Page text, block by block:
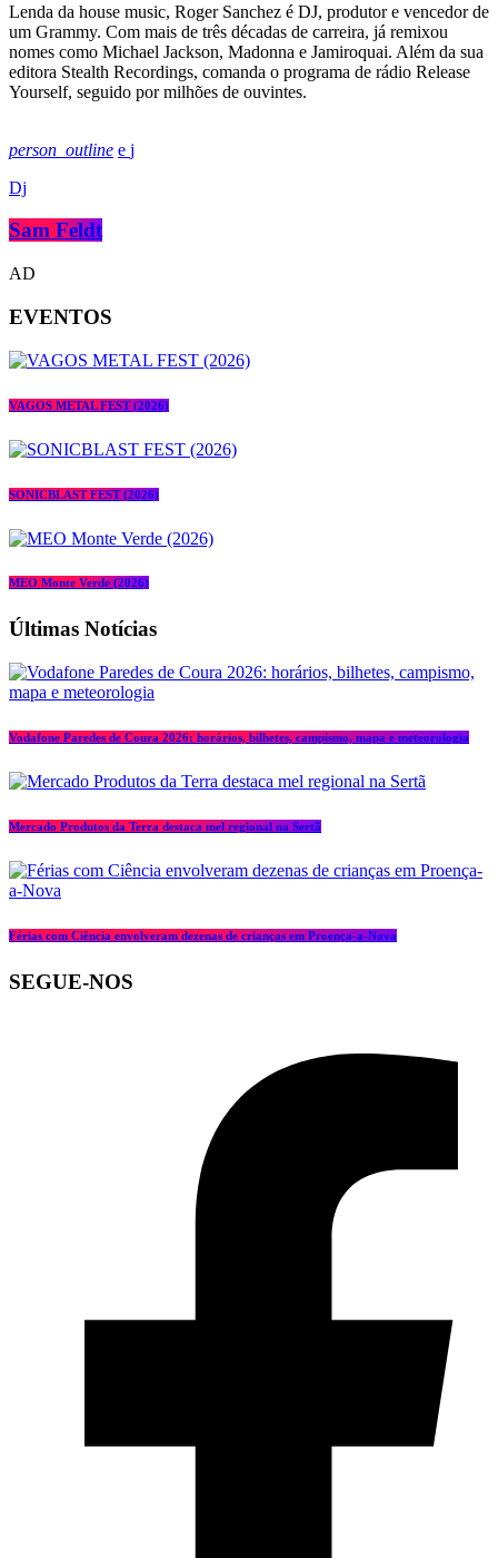
Lenda da house music, Roger Sanchez é DJ, produtor e vencedor de
um Grammy. Com mais de três décadas de carreira, já remixou
nomes como Michael Jackson, Madonna e Jamiroquai. Além da sua
editora Stealth Recordings, comanda o programa de rádio Release
Yourself, seguido por milhões de ouvintes.
person_outline
Dj
Sam Feldt
AD
EVENTOS
VAGOS METAL FEST (2026)
SONICBLAST FEST (2026)
MEO Monte Verde (2026)
Últimas Notícias
Vodafone Paredes de Coura 2026: horários, bilhetes, campismo, mapa e meteorologia
Mercado Produtos da Terra destaca mel regional na Sertã
Férias com Ciência envolveram dezenas de crianças em Proença-a-Nova
SEGUE-NOS